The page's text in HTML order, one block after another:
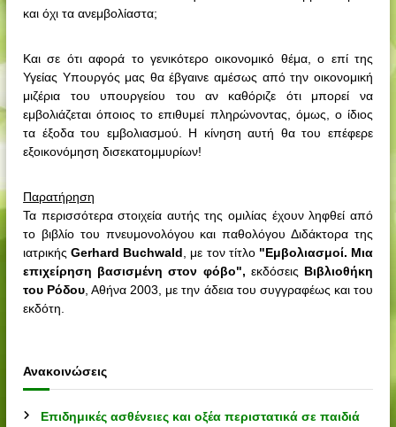
και όχι τα ανεμβολίαστα;
Και σε ότι αφορά το γενικότερο οικονομικό θέμα, ο επί της
Υγείας Υπουργός μας θα έβγαινε αμέσως από την οικονομική
μιζέρια του υπουργείου του αν καθόριζε ότι μπορεί να
εμβολιάζεται όποιος το επιθυμεί πληρώνοντας, όμως, ο ίδιος
τα έξοδα του εμβολιασμού. Η κίνηση αυτή θα του επέφερε
εξοικονόμηση δισεκατομμυρίων!
Παρατήρηση
Τα περισσότερα στοιχεία αυτής της ομιλίας έχουν ληφθεί από
το βιβλίο του πνευμονολόγου και παθολόγου Διδάκτορα της
ιατρικήςGerhard Buchwald, με τον τίτλο "Εμβολιασμοί. Μια
επιχείρηση βασισμένη στον φόβο", εκδόσεις Βιβλιοθήκη
του Ρόδου, Αθήνα 2003, με την άδεια του συγγραφέως και του
εκδότη.
Ανακοινώσεις
Επιδημικές ασθένειες και οξέα περιστατικά σε παιδιά